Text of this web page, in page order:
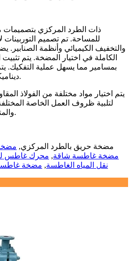
للمساحة. تم تصميم التوربينات
والتخفيف الكيميائي وأنظمة الصنابير.
الكاملة في اختيار المضخة. يتم
بمسامير مما يسهل عملية التفكيك.
ديناميكيًا إلى العمود بقفل فولاذي.
يتم اختيار مواد مختلفة من الفولاذ
والمتطلبات الفنية للمستخدمين.
Hot Tags: مضخة حريق بالطرد المركزي,
مضخة غاطسة شاقة, محرك غاطس
نقل المياه الغاطسة, مضخة غاطسة